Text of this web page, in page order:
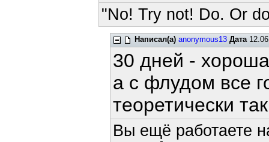
"No! Try not! Do. Or
Написал(а) anonymous13 Дата
30 дней -
а с флудом все
теоретически
Вы ещё работаете